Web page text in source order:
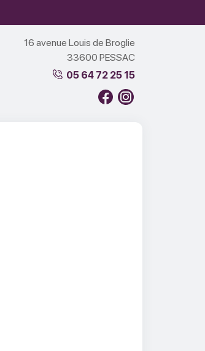
16 avenue Louis de Broglie
33600 PESSAC
05 64 72 25 15